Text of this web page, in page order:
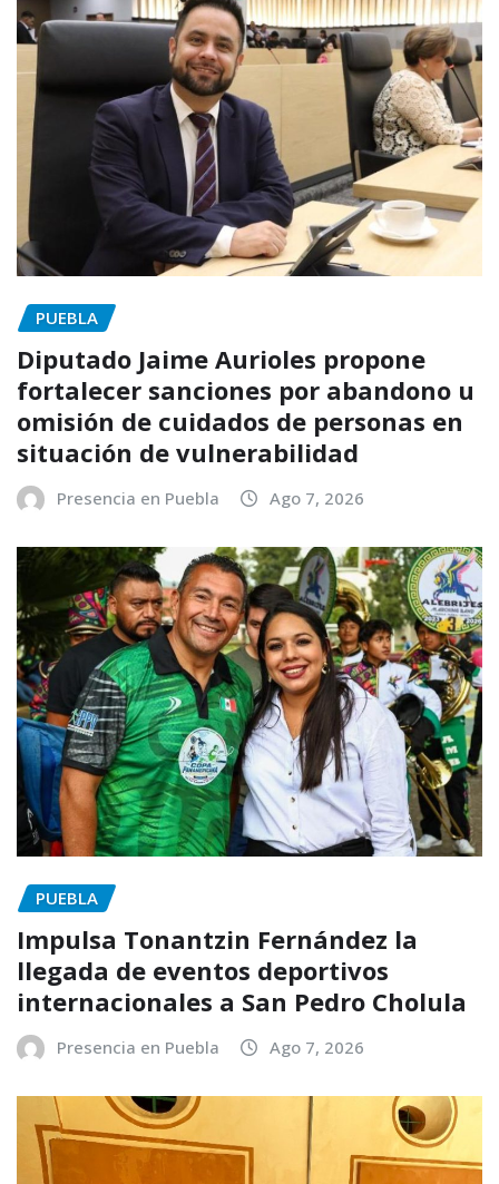
PUEBLA
Diputado Jaime Aurioles propone
fortalecer sanciones por abandono u
omisión de cuidados de personas en
situación de vulnerabilidad
Presencia en Puebla Ago 7, 2026
PUEBLA
Impulsa Tonantzin Fernández la
llegada de eventos deportivos
internacionales a San Pedro Cholula
Presencia en Puebla Ago 7, 2026